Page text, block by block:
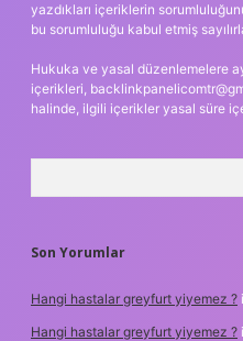
yazdıkları içeriklerin
bu sorumluluğu kabul etmiş
Hukuka ve yasal düzenlemelere
içerikleri,
halinde, ilgili içerikler yasal süre
Son Yorumlar
Hangi hastalar greyfurt yiyemez ?
Hangi hastalar greyfurt yiyemez ?